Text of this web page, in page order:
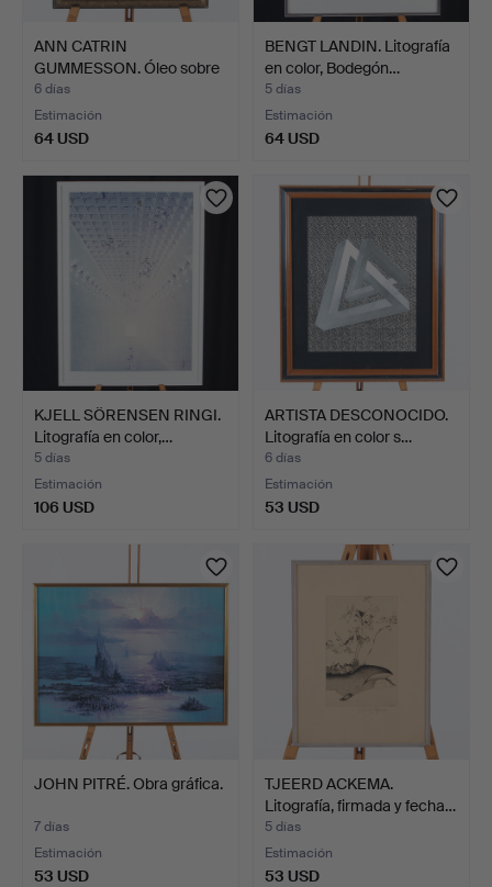
ANN CATRIN
GUMMESSON. Óleo sobre
lienzo "S…
6 días
Estimación
64 USD
BENGT LANDIN. Litografía
en color, Bodegón…
5 días
Estimación
64 USD
KJELL SÖRENSEN RINGI.
Litografía en color,…
5 días
Estimación
106 USD
ARTISTA DESCONOCIDO.
Litografía en color s…
6 días
Estimación
53 USD
JOHN PITRÉ. Obra gráfica.
7 días
Estimación
53 USD
TJEERD ACKEMA.
Litografía, firmada y fecha…
5 días
Estimación
53 USD